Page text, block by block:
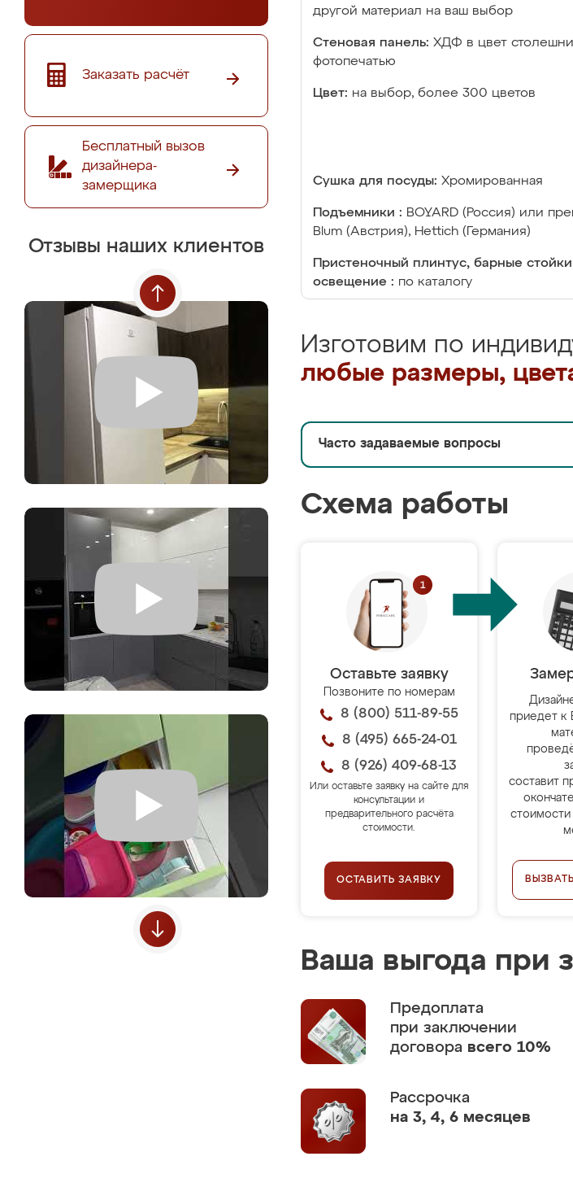
Заказать расчёт
Бесплатный вызов
дизайнера-
замерщика
Отзывы наших клиентов
другой материал на ваш выбор
Стеновая панель: ХДФ в цвет
фотопечатью
Цвет: на выбор, более 300 цветов
Сушка для посуды: Хромированная
Подъемники : BOYARD (Россия) или
Blum (Австрия), Hettich (Германия)
Пристеночный плинтус, барные
освещение : по каталогу
Изготовим по
любые размеры,
Часто задаваемые вопросы
Схема работы
Оставьте заявку
Позвоните по номерам
8 (800) 511-89-55
8 (495) 665-24-01
8 (926) 409-68-13
Или оставьте заявку на сайте для
консультации и
предварительного расчёта
стоимости.
ОСТАВИТЬ ЗАЯВКУ
приедет к
составит
Ваша выгода при
Предоплата
при заключении
договора всего 10%
Рассрочка
на 3, 4, 6 месяцев